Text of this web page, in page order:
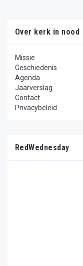
Over kerk in nood
Missie
Geschiedenis
Agenda
Jaarverslag
Contact
Privacybeleid
RedWednesday